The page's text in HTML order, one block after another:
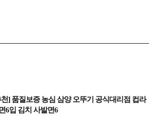
] 품질보증 농심 삼양 오뚜기 공식대리점 컵라
6입 김치 사발면6